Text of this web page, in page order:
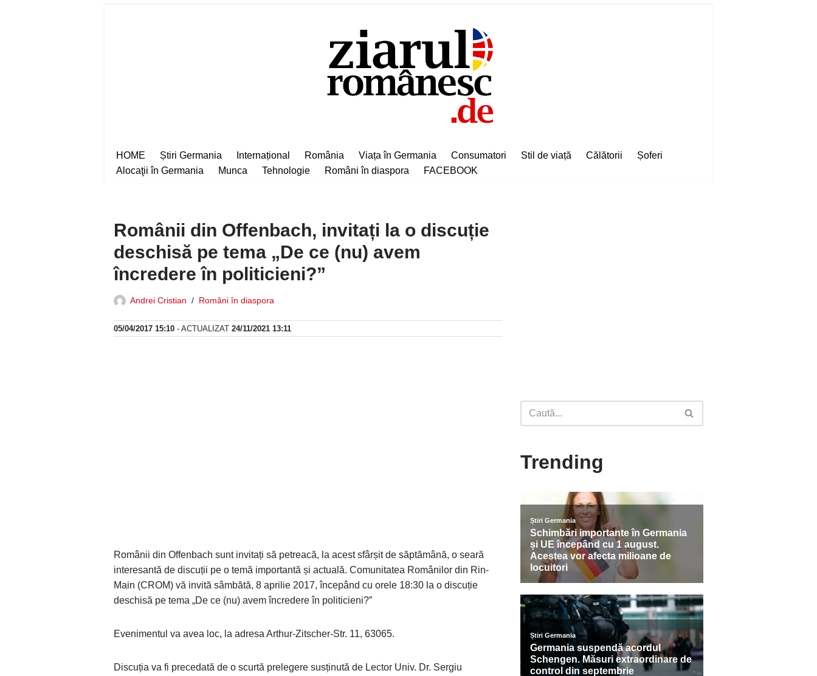
HOME Știri Germania Internațional România Viața în Germania Consumatori Stil de viață Călătorii
Șoferi
Alocaţii în Germania
Munca Tehnologie Români în diaspora FACEBOOK
Românii din Offenbach, invitați la o discuție
deschisă pe tema „De ce (nu) avem
încredere în politicieni?”
Andrei Cristian Români în diaspora
05/04/2017 15:10 - ACTUALIZAT 24/11/2021 13:11
Românii din Offenbach sunt invitați să petreacă, la acest sfârșit de săptămână, o seară
interesantă de discuții pe o temă importantă și actuală. Comunitatea Românilor din Rin-
Main (CROM) vă invită sâmbătă, 8 aprilie 2017, începând cu orele 18:30 la o discuție
deschisă pe tema „De ce (nu) avem încredere în politicieni?”
Evenimentul va avea loc, la adresa Arthur-Zitscher-Str. 11, 63065.
Discuția va fi precedată de o scurtă prelegere susținută de Lector Univ. Dr. Sergiu
Trending